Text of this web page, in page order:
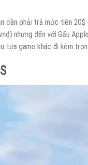
cần phải trả mức tiền 20$
nhưng đến với Gấu
tựa game khác đi kèm